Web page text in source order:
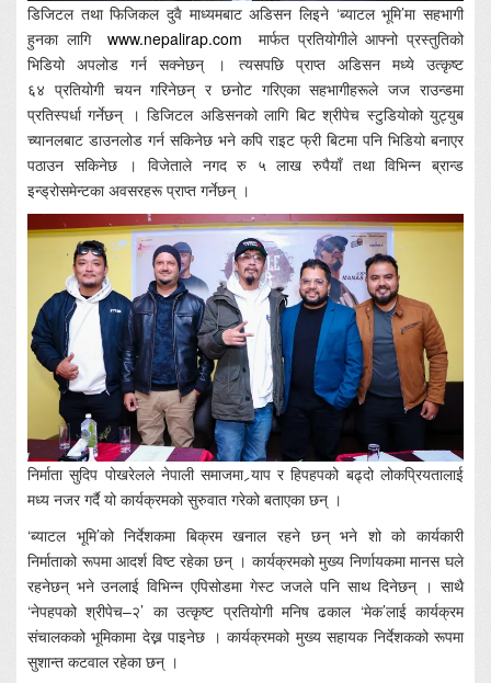
डिजिटल तथा फिजिकल दुवै माध्यमबाट अडिसन लिइने ‘ब्याटल भूमि’मा सहभागी
हुनका लागि www.nepalirap.com मार्फत प्रतियोगीले आफ्नो प्रस्तुतिको
भिडियो अपलोड गर्न सक्नेछन् । त्यसपछि प्राप्त अडिसन मध्ये उत्कृष्ट
६४ प्रतियोगी चयन गरिनेछन् र छनोट गरिएका सहभागीहरूले जज राउन्डमा
प्रतिस्पर्धा गर्नेछन् । डिजिटल अडिसनको लागि बिट श्रीपेच स्टुडियोको युट्युब
च्यानलबाट डाउनलोड गर्न सकिनेछ भने कपि राइट फ्री बिटमा पनि भिडियो बनाएर
पठाउन सकिनेछ । विजेताले नगद रु ५ लाख रुपैयाँ तथा विभिन्न ब्रान्ड
इन्ड्रोसमेन्टका अवसरहरू प्राप्त गर्नेछन् ।
निर्माता सुदिप पोखरेलले नेपाली समाजमा र्‍याप र हिपहपको बढ्दो लोकप्रियतालाई
मध्य नजर गर्दै यो कार्यक्रमको सुरुवात गरेको बताएका छन् ।
‘ब्याटल भूमि’को निर्देशकमा बिक्रम खनाल रहने छन् भने शो को कार्यकारी
निर्माताको रूपमा आदर्श विष्ट रहेका छन् । कार्यक्रमको मुख्य निर्णायकमा मानस घले
रहनेछन् भने उनलाई विभिन्न एपिसोडमा गेस्ट जजले पनि साथ दिनेछन् । साथै
‘नेपहपको श्रीपेच–२’ का उत्कृष्ट प्रतियोगी मनिष ढकाल ‘मेक’लाई कार्यक्रम
संचालकको भूमिकामा देख्न पाइनेछ । कार्यक्रमको मुख्य सहायक निर्देशकको रूपमा
सुशान्त कटवाल रहेका छन् ।